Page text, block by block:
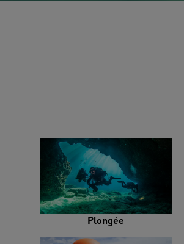
Plongée